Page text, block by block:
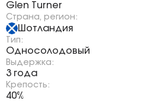
Glen Turner
Страна, регион:
Шотландия
Тип:
Односолодовый
Выдержка:
3 года
Крепость:
40%